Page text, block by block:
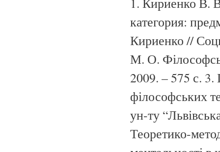
категория:
Кириенко //
М. О.
2009. – 575 с.
філософських
ун-ту
Теоретико-